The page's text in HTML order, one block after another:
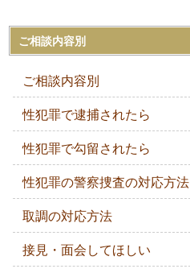
ご相談内容別
ご相談内容別
性犯罪で逮捕されたら
性犯罪で勾留されたら
性犯罪の警察捜査の対応方法
取調の対応方法
接見・面会してほしい